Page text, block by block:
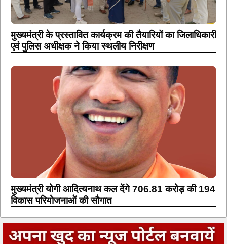
मुख्यमंत्री के प्रस्तावित कार्यक्रम की तैयारियों का जिलाधिकारी
एवं पुलिस अधीक्षक ने किया स्थलीय निरीक्षण
मुख्यमंत्री योगी आदित्यनाथ कल देंगे 706.81 करोड़ की 194
विकास परियोजनाओं की सौगात